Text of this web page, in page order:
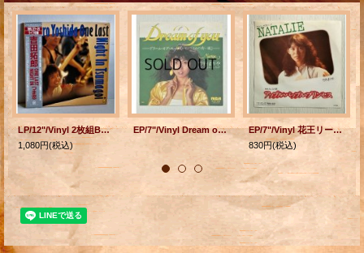
LP/12"/Vinyl 2枚組BOX 吉田拓郎 ONE LAST NIGHT IN つま恋 (1985) FOR LIFE BOX、帯、オリジナルスリーブ、フォトブック付
1,080円(税込)
EP/7"/Vinyl Dream of you レモンライムの蒼い風/素敵なヒットソング 竹内まりや (1979) RCA
EP/7"/Vinyl 花王リーゼCMソング NATALIE NHKみんなのうた アップル・パップル・プリンセス 竹内まりや (1981) RCA
830円(税込)